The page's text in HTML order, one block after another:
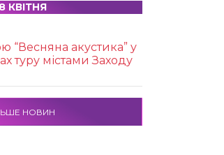
КВІТНЯ
“Весняна акустика” у
туру містами Заходу
НОВИН